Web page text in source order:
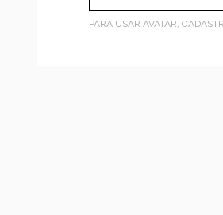
PARA USAR AVATAR,